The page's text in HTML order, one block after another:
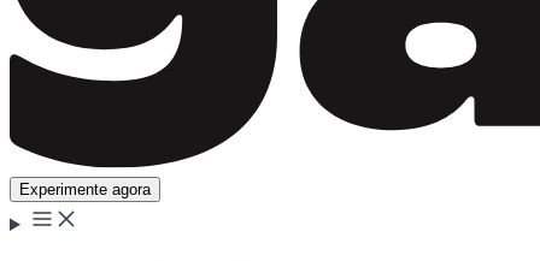
Experimente agora